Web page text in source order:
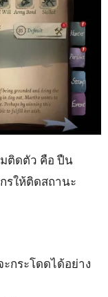
มติดตัว คือ ปืน
รให้ติดสถานะ
กระโดดได้อย่าง